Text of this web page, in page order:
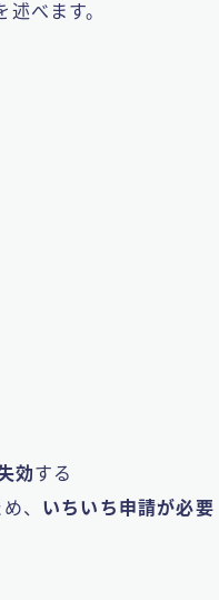
べます。
効する
、 いちいち申請が必要